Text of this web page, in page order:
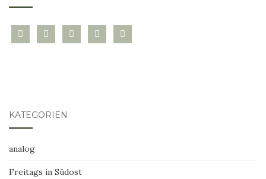
bloglovininstagramtwitter pinterest
mail
KATEGORIEN
analog
Freitags in Südost